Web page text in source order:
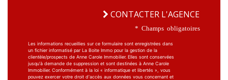
CONTACTER L'AGENCE
* Champs obligatoires
Les informations recueillies sur ce formulaire sont enregistrées dans
un fichier informatisé par La Boite Immo pour la gestion de la
clientèle/prospects de Anne Carole Immobilier. Elles sont conservées
jusqu'à demande de suppression et sont destinées à Anne Carole
Immobilier. Conformément à la loi « informatique et libertés », vous
pouvez exercer votre droit d'accès aux données vous concernant et